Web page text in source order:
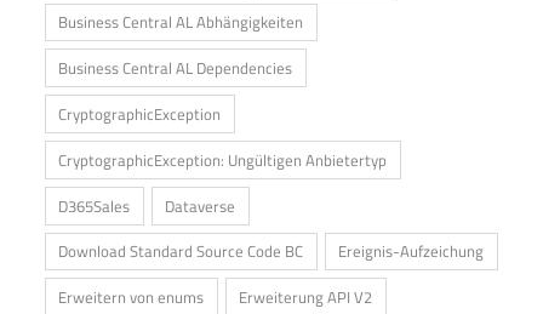
Business Central AL Abhängigkeiten
Business Central AL Dependencies
CryptographicException
CryptographicException: Ungültigen Anbietertyp
D365Sales
Dataverse
Download Standard Source Code BC
Ereignis-Aufzeichung
Erweitern von enums
Erweiterung API V2